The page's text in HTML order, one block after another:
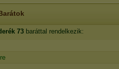
73 baráttal rendelkezik: